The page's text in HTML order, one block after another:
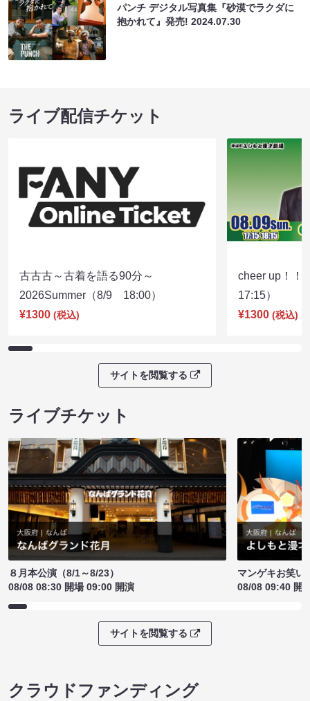
パンチ デジタル写真集『砂漠でラクダに
抱かれて』発売!2024.07.30
ライブ配信チケット
古古古～古着を語る90分～
2026Summer（8/9 18:00）
¥1300 (税込)
cheer up！
17:15）
¥1300 (税込)
サイトを閲覧する
ライブチケット
８月本公演（8/1～8/23）
08/08 08:30 開場 09:00 開演
マンゲキお笑い
08/08 09:40 開
サイトを閲覧する
クラウドファンディング